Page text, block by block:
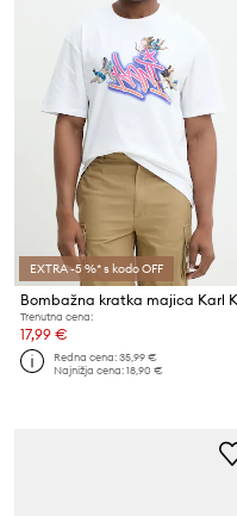
EXTRA -5 %* s kodo OFF
Trenutna cena:
17,99 €
Redna cena:35,99 €
Najnižja cena:18,90 €